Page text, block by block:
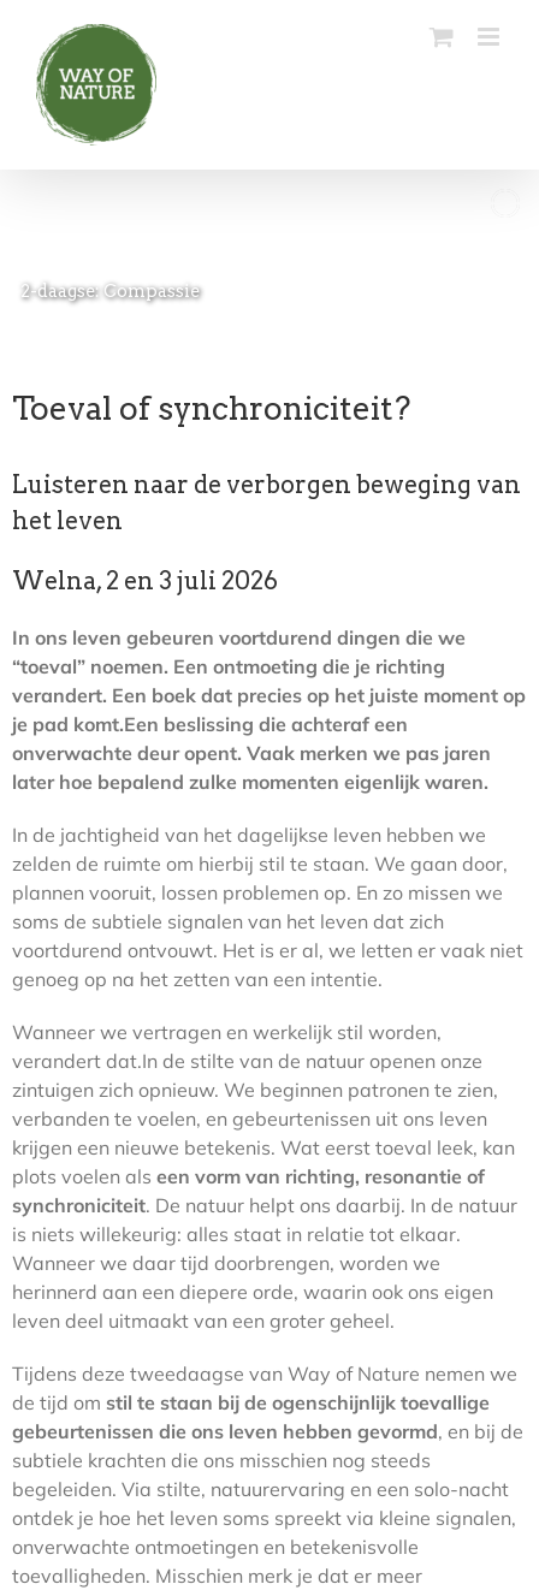
inhoud
2-daagse: Compassie
Toeval of synchroniciteit?
Luisteren naar de verborgen beweging van
het leven
Welna, 2 en 3 juli 2026
In ons leven gebeuren voortdurend dingen die we
“toeval” noemen. Een ontmoeting die je richting
verandert. Een boek dat precies op het juiste moment op
je pad komt.Een beslissing die achteraf een
onverwachte deur opent. Vaak merken we pas jaren
later hoe bepalend zulke momenten eigenlijk waren.
In de jachtigheid van het dagelijkse leven hebben we
zelden de ruimte om hierbij stil te staan. We gaan door,
plannen vooruit, lossen problemen op. En zo missen we
soms de subtiele signalen van het leven dat zich
voortdurend ontvouwt. Het is er al, we letten er vaak niet
genoeg op na het zetten van een intentie.
Wanneer we vertragen en werkelijk stil worden,
verandert dat.In de stilte van de natuur openen onze
zintuigen zich opnieuw. We beginnen patronen te zien,
verbanden te voelen, en gebeurtenissen uit ons leven
krijgen een nieuwe betekenis. Wat eerst toeval leek, kan
plots voelen als een vorm van richting, resonantie of
synchroniciteit. De natuur helpt ons daarbij. In de natuur
is niets willekeurig: alles staat in relatie tot elkaar.
Wanneer we daar tijd doorbrengen, worden we
herinnerd aan een diepere orde, waarin ook ons eigen
leven deel uitmaakt van een groter geheel.
Tijdens deze tweedaagse van Way of Nature nemen we
de tijd om stil te staan bij de ogenschijnlijk toevallige
gebeurtenissen die ons leven hebben gevormd, en bij de
subtiele krachten die ons misschien nog steeds
begeleiden. Via stilte, natuurervaring en een solo-nacht
ontdek je hoe het leven soms spreekt via kleine signalen,
onverwachte ontmoetingen en betekenisvolle
toevalligheden. Misschien merk je dat er meer